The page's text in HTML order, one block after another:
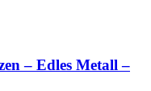
– Edles Metall –